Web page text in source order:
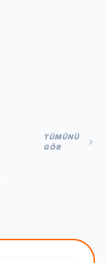
TÜMÜNÜ
GÖR